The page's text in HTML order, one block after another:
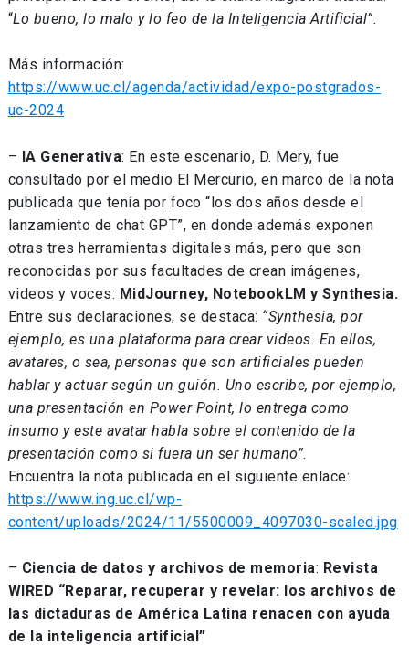
“Lo bueno, lo malo y lo feo de la Inteligencia Artificial”.
Más información:
https://www.uc.cl/agenda/actividad/expo-postgrados-
uc-2024
– IA Generativa: En este escenario, D. Mery, fue
consultado por el medio El Mercurio, en marco de la nota
publicada que tenía por foco “los dos años desde el
lanzamiento de chat GPT”, en donde además exponen
otras tres herramientas digitales más, pero que son
reconocidas por sus facultades de crean imágenes,
videos y voces: MidJourney, NotebookLM y Synthesia.
Entre sus declaraciones, se destaca: “Synthesia, por
ejemplo, es una plataforma para crear videos. En ellos,
avatares, o sea, personas que son artificiales pueden
hablar y actuar según un guión. Uno escribe, por ejemplo,
una presentación en Power Point, lo entrega como
insumo y este avatar habla sobre el contenido de la
presentación como si fuera un ser humano”.
Encuentra la nota publicada en el siguiente enlace:
https://www.ing.uc.cl/wp-
content/uploads/2024/11/5500009_4097030-scaled.jpg
– Ciencia de datos y archivos de memoria: Revista
WIRED “Reparar, recuperar y revelar: los archivos de
las dictaduras de América Latina renacen con ayuda
de la inteligencia artificial”